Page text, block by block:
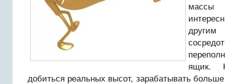
ящик.
добиться реальных высот, зарабатывать